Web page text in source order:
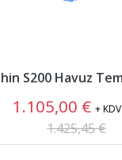
1.105,00 €+ KDV
1.425,45 €